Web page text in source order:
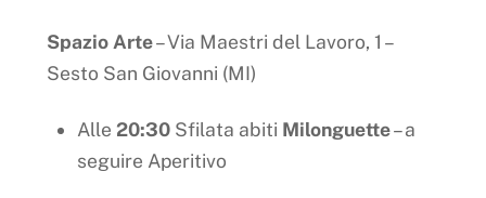
Spazio Arte– Via Maestri del Lavoro, 1 –
Sesto San Giovanni (MI)
Alle 20:30Sfilata abiti Milonguette– a
seguire Aperitivo